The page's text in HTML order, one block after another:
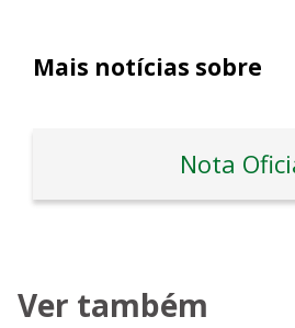
Mais notícias sobre
Nota
Ver também